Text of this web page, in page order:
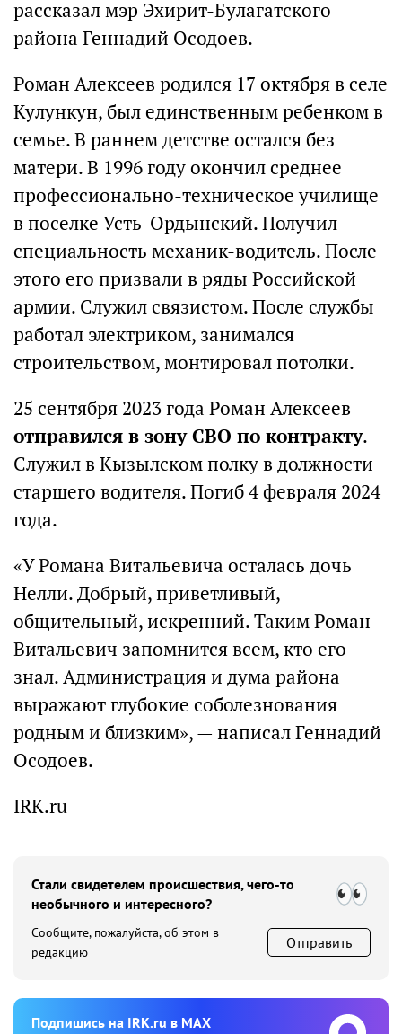
рассказал мэр Эхирит-Булагатского
района Геннадий Осодоев.
Роман Алексеев родился 17 октября в селе
Кулункун, был единственным ребенком в
семье. В раннем детстве остался без
матери. В 1996 году окончил среднее
профессионально-техническое училище
в поселке Усть-Ордынский. Получил
специальность механик-водитель. После
этого его призвали в ряды Российской
армии. Служил связистом. После службы
работал электриком, занимался
строительством, монтировал потолки.
25 сентября 2023 года Роман Алексеев
отправился в зону СВО по контракту.
Служил в Кызылском полку в должности
старшего водителя. Погиб 4 февраля 2024
года.
«У Романа Витальевича осталась дочь
Нелли. Добрый, приветливый,
общительный, искренний. Таким Роман
Витальевич запомнится всем, кто его
знал. Администрация и дума района
выражают глубокие соболезнования
родным и близким», — написал Геннадий
Осодоев.
IRK.ru
Стали свидетелем происшествия, чего-то
необычного и интересного?
Сообщите, пожалуйста, об этом в
редакцию
Отправить
Подпишиcь на IRK.ru в MAX